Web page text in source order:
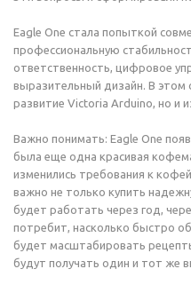
Eagle One стала попыткой
профессиональную
ответственность, цифровое
выразительный дизайн. В этом
развитие Victoria Arduino, но и
Важно понимать: Eagle One
была еще одна красивая
изменились требования к
важно не только купить
будет работать через год,
потребит, насколько быстро
будет масштабировать
будут получать один и тот же